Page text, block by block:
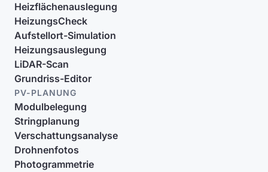
Heizflächenauslegung
HeizungsCheck
Aufstellort-Simulation
Heizungsauslegung
LiDAR-Scan
Grundriss-Editor
PV-PLANUNG
Modulbelegung
Stringplanung
Verschattungsanalyse
Drohnenfotos
Photogrammetrie